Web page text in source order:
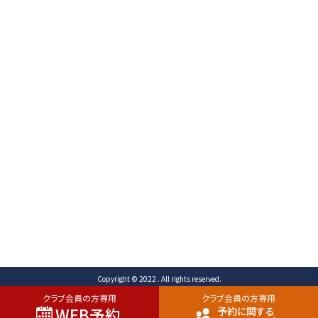
クラブ会員の方専用 クラブ会員の方専用
予約に関する
Copyright © 2022 . All rights reserved.